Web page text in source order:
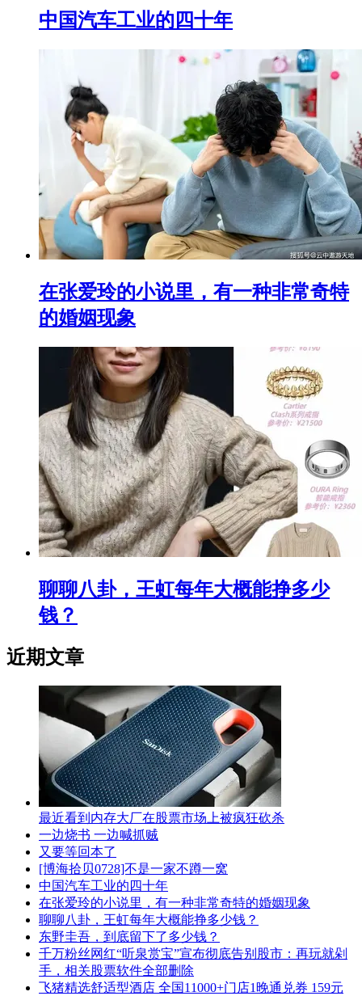
中国汽车工业的四十年
在张爱玲的小说里，有一种非常奇特
的婚姻现象
聊聊八卦，王虹每年大概能挣多少
钱？
近期文章
最近看到内存大厂在股票市场上被疯狂砍杀
一边烧书 一边喊抓贼
又要等回本了
[博海拾贝0728]不是一家不蹲一窝
中国汽车工业的四十年
在张爱玲的小说里，有一种非常奇特的婚姻现象
聊聊八卦，王虹每年大概能挣多少钱？
东野圭吾，到底留下了多少钱？
千万粉丝网红“听泉赏宝”宣布彻底告别股市：再玩就剁
手，相关股票软件全部删除
飞猪精选舒适型酒店 全国11000+门店1晚通兑券 159元